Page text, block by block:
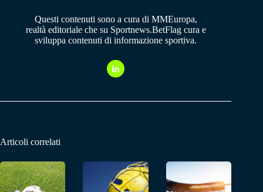
Questi contenuti sono a cura di MMEuropa,
realtà editoriale che su Sportnews.BetFlag cura e
sviluppa contenuti di informazione sportiva.
Articoli correlati